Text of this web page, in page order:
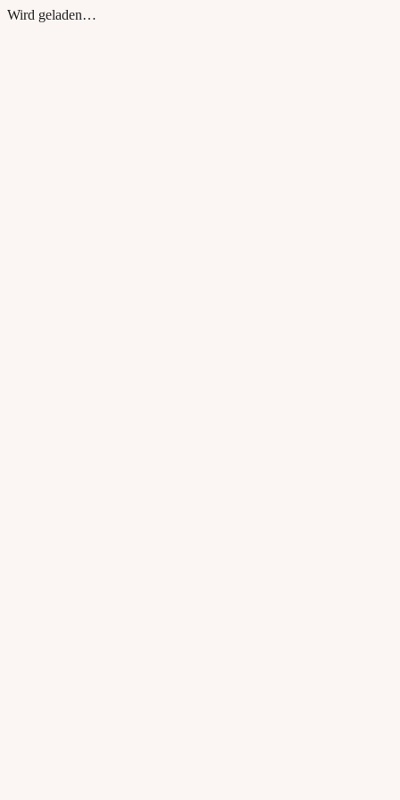
Wird geladen…